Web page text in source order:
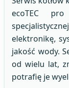
ecoTEC
elektronikę,
jakość wody.
od wielu lat,
potrafię je